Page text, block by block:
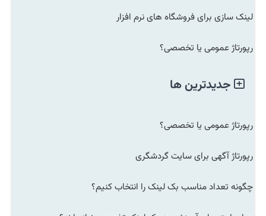
لینک سازی برای فروشگاه های نرم افزار
رپورتاژ عمومی یا تخصصی؟
جدیدترین ها
رپورتاژ عمومی یا تخصصی؟
رپورتاژ آگهی برای سایت گردشگری
چگونه تعداد مناسب بک لینک را انتخاب کنیم؟